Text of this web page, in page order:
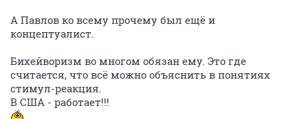
А Павлов ко всему прочему был ещё и
концептуалист.
Бихейворизм во многом обязан ему. Это где
считается, что всё можно объяснить в понятиях
стимул-реакция.
В США - работает!!!